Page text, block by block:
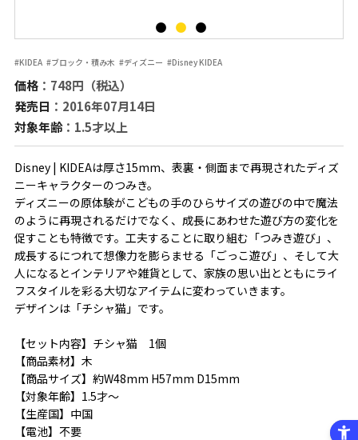
#KIDEA #ブロック・積み木 #ディズニー #Disney KIDEA
価格：748円（税込）
発売日 ：2016年07月14日
対象年齢：1.5才以上
Disney | KIDEAは厚さ15mm、表裏・側面まで再現されたディズ
ニーキャラクターのつみき。
ディズニーの原体験がこどもの手のひらサイズの遊びの中で魔法
のように再現されるだけでなく、成長にあわせた遊び方の変化を
促すことも特徴です。工夫することに取り組む「つみき遊び」、
成長するにつれて想像力を膨らませる「ごっこ遊び」、そして大
人になるとインテリアや雑貨として、家族の思い出とともにライ
フスタイルを彩る大切なアイテムに変わっていきます。
デザインは「チシャ猫」です。
【セット内容】チシャ猫 1個
【商品素材】木
【商品サイズ】約W48mm H57mm D15mm
【対象年齢】1.5才～
【生産国】中国
【電池】不要